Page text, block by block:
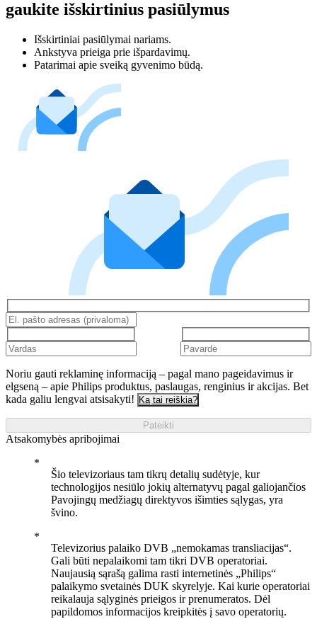
gaukite išskirtinius pasiūlymus
Išskirtiniai pasiūlymai nariams.
Ankstyva prieiga prie išpardavimų.
Patarimai apie sveiką gyvenimo būdą.
Noriu gauti reklaminę informaciją – pagal mano pageidavimus ir
elgseną – apie Philips produktus, paslaugas, renginius ir akcijas. Bet
kada galiu lengvai atsisakyti! Ką tai reiškia?
Pateikti
Atsakomybės apribojimai
Šio televizoriaus tam tikrų detalių sudėtyje, kur
technologijos nesiūlo jokių alternatyvų pagal galiojančios
Pavojingų medžiagų direktyvos išimties sąlygas, yra
švino.
Televizorius palaiko DVB „nemokamas transliacijas“.
Gali būti nepalaikomi tam tikri DVB operatoriai.
Naujausią sąrašą galima rasti internetinės „Philips“
palaikymo svetainės DUK skyrelyje. Kai kurie operatoriai
reikalauja sąlyginės prieigos ir prenumeratos. Dėl
papildomos informacijos kreipkitės į savo operatorių.